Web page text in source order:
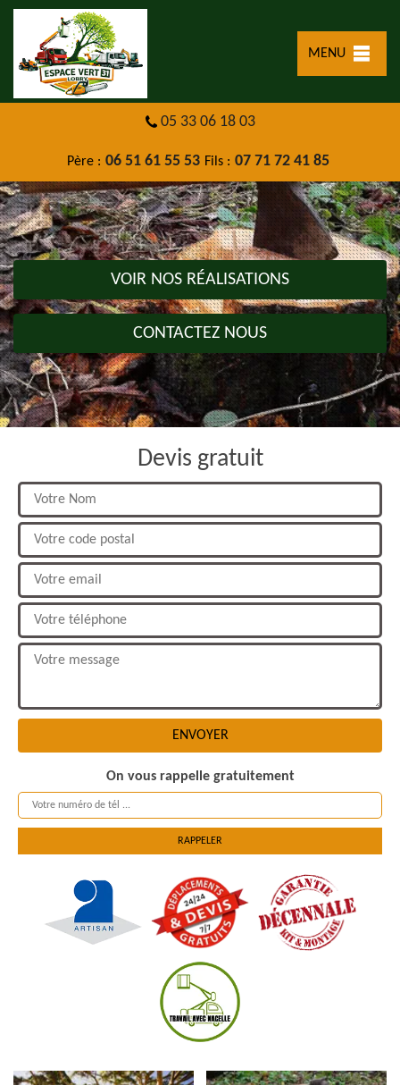
MENU
05 33 06 18 03
Père : 06 51 61 55 53 Fils : 07 71 72 41 85
VOIR NOS RÉALISATIONS
CONTACTEZ NOUS
Devis gratuit
On vous rappelle gratuitement